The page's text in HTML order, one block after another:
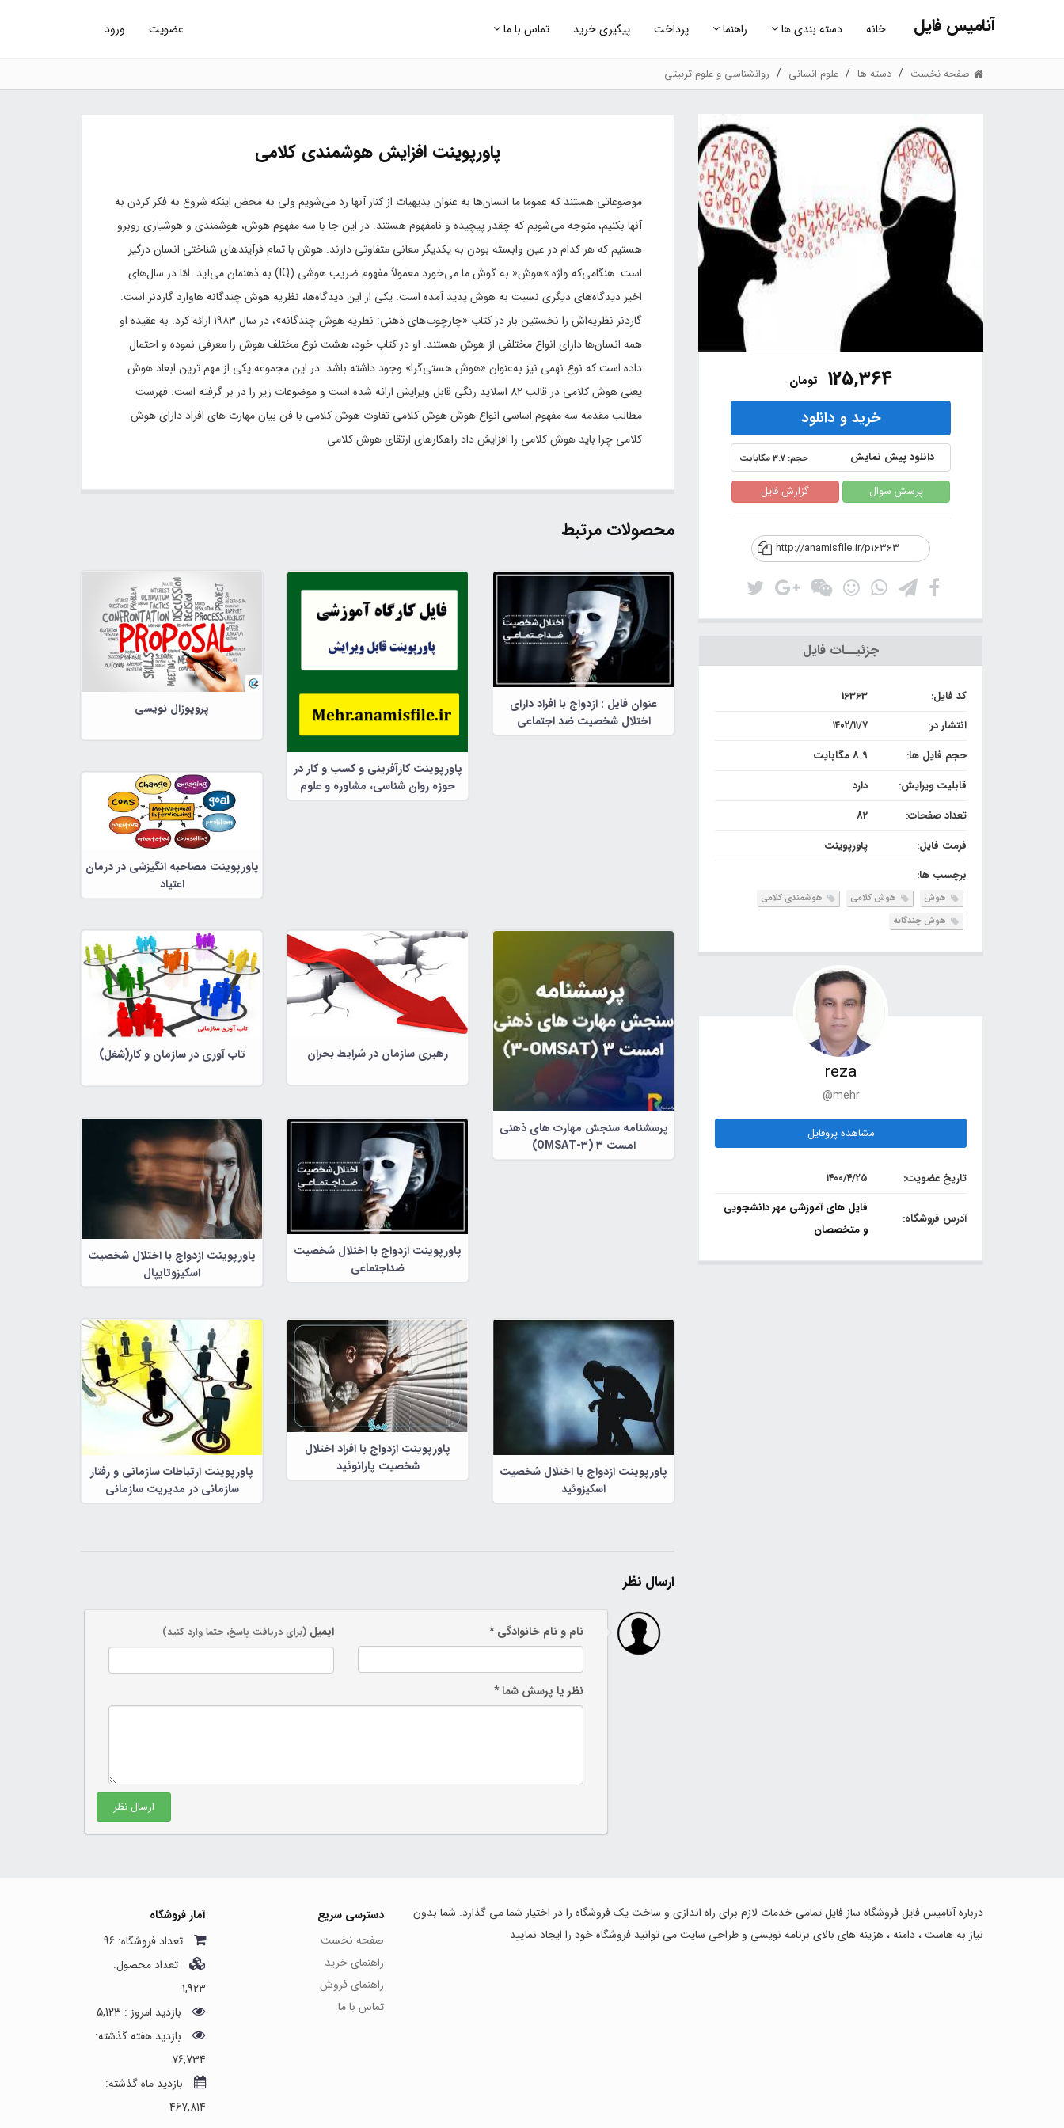
آنامیس فایل خانه دسته بندی ها راهنما پرداخت پیگیری خرید تماس با ما عضویت ورود
صفحه نخست دسته ها علوم انسانی روانشناسی و علوم تربیتی
125,364 تومان
خرید و دانلود
دانلود پیش نمایش حجم: 3.7 مگابایت
پرسش سوال گزارش فایل
http://anamisfile.ir/p16363
جزئیــات فایل
کد فایل:
16363
انتشار در:
۱۴۰۲/۱۱/۷
حجم فایل ها:
8.9 مگابایت
قابلیت ویرایش:
دارد
تعداد صفحات:
82
فرمت فایل:
پاورپوینت
برچسب ها:
هوش هوش کلامی
هوشمندی کلامی
هوش چندگانه
reza
@mehr
مشاهده پروفایل
تاریخ عضویت: ۱۴۰۰/۴/۲۵
آدرس فروشگاه:
فایل های آموزشی مهر دانشجویی
و متخصصان
پاورپوینت افزایش هوشمندی کلامی
موضوعاتی هستند که عموما ما انسان‌ها به عنوان بدیهیات از کنار آنها رد می‌شویم ولی به محض اینکه شروع به فکر کردن به
آنها بکنیم، متوجه می‌شویم که چقدر پیچیده و نامفهوم هستند. در این جا با سه مفهوم هوش، هوشمندی و هوشیاری روبرو
هستیم که هر کدام در عین وابسته بودن به یکدیگر معانی متفاوتی دارند. هوش با تمام فرآیندهای شناختی انسان درگیر
است. هنگامی‌که واژه »هوش« به گوش ما می‌خورد معمولاً مفهوم ضریب هوشی (IQ) به ذهنمان می‌آید. امّا در سال‌های
اخیر دیدگاه‌های دیگری نسبت به هوش پدید آمده است. یکی از این دیدگاه‌ها، نظریه هوش چندگانه هاوارد گاردنر است.
گاردنر نظریه‌اش را نخستین بار در کتاب «چارچوب‌های ذهنی: نظریه هوش چندگانه»، در سال ۱۹۸۳ ارائه کرد. به عقیده او
همه انسان‌ها دارای انواع مختلفی از هوش هستند. او در کتاب خود، هشت نوع مختلف هوش را معرفی نموده و احتمال
داده است که نوع نهمی نیز به‌عنوان «هوش هستی‌گرا» وجود داشته باشد. در این مجموعه یکی از مهم ترین ابعاد هوش
یعنی هوش کلامی در قالب 82 اسلاید رنگی قابل ویرایش ارائه شده است و موضوعات زیر را در بر گرفته است. فهرست
مطالب مقدمه سه مفهوم اساسی انواع هوش هوش کلامی تفاوت هوش کلامی با فن بیان مهارت های افراد دارای هوش
کلامی چرا باید هوش کلامی را افزایش داد راهکارهای ارتقای هوش کلامی
محصولات مرتبط
عنوان فایل : ازدواج با افراد دارای
اختلال شخصیت ضد اجتماعی
پاورپوینت کارآفرینی و کسب و کار در
حوزه روان شناسی، مشاوره و علوم
تربیتی
پروپوزال نویسی
پاورپوینت مصاحبه انگیزشی در درمان
اعتیاد
پرسشنامه سنجش مهارت های ذهنی
امست ۳ (OMSAT-3)
رهبری سازمان در شرایط بحران تاب آوری در سازمان و کار(شغل)
پاورپوینت ازدواج با اختلال شخصیت
ضداجتماعی
پاورپوینت ازدواج با اختلال شخصیت
اسکیزوتایپال
پاورپوینت ازدواج با اختلال شخصیت
اسکیزوئید
پاورپوینت ازدواج با افراد اختلال
شخصیت پارانوئید
پاورپوینت ارتباطات سازمانی و رفتار
سازمانی در مدیریت سازمانی
ارسال نظر
نام و نام خانوادگی * ایمیل (برای دریافت پاسخ، حتما وارد کنید)
نظر یا پرسش شما *
ارسال نظر
درباره آنامیس فایل فروشگاه ساز فایل تمامی خدمات لازم برای راه اندازی و ساخت یک فروشگاه را در اختیار شما می گذارد. شما بدون
نیاز به هاست ، دامنه ، هزینه های بالای برنامه نویسی و طراحی سایت می توانید فروشگاه خود را ایجاد نمایید
دسترسی سریع
صفحه نخست
راهنمای خرید
راهنمای فروش
تماس با ما
آمار فروشگاه
تعداد فروشگاه: 96
تعداد محصول:
1,923
بازدید امروز : 5,123
بازدید هفته گذشته:
76,734
بازدید ماه گذشته:
467,814